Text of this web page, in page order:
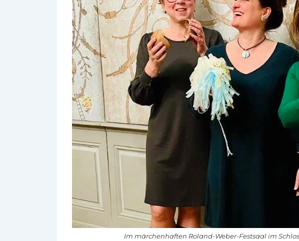
Im märchenhaften Roland-Weber-Festsaal im